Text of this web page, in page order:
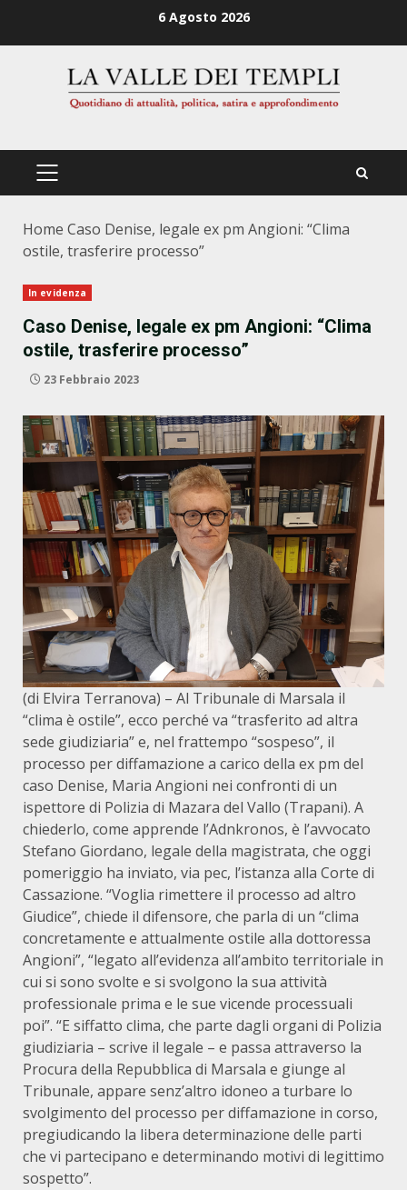
6 Agosto 2026
PRIMÄRES
Home Caso Denise, legale ex pm Angioni: “Clima
ostile, trasferire processo”
In evidenza
Caso Denise, legale ex pm Angioni: “Clima
ostile, trasferire processo”
23 Febbraio 2023
(di Elvira Terranova) – Al Tribunale di Marsala il
“clima è ostile”, ecco perché va “trasferito ad altra
sede giudiziaria” e, nel frattempo “sospeso”, il
processo per diffamazione a carico della ex pm del
caso Denise, Maria Angioni nei confronti di un
ispettore di Polizia di Mazara del Vallo (Trapani). A
chiederlo, come apprende l’Adnkronos, è l’avvocato
Stefano Giordano, legale della magistrata, che oggi
pomeriggio ha inviato, via pec, l’istanza alla Corte di
Cassazione. “Voglia rimettere il processo ad altro
Giudice”, chiede il difensore, che parla di un “clima
concretamente e attualmente ostile alla dottoressa
Angioni”, “legato all’evidenza all’ambito territoriale in
cui si sono svolte e si svolgono la sua attività
professionale prima e le sue vicende processuali
poi”. “E siffatto clima, che parte dagli organi di Polizia
giudiziaria – scrive il legale – e passa attraverso la
Procura della Repubblica di Marsala e giunge al
Tribunale, appare senz’altro idoneo a turbare lo
svolgimento del processo per diffamazione in corso,
pregiudicando la libera determinazione delle parti
che vi partecipano e determinando motivi di legittimo
sospetto”.